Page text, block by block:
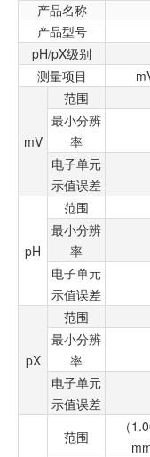
产品名称
产品型号
pH/pX级别
测量项目
mV
范围
最小分辨
率
电子单元
示值误差
pH
范围
最小分辨
率
电子单元
示值误差
pX
范围
最小分辨
率
电子单元
示值误差
范围
（